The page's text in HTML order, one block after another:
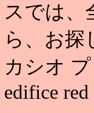
スでは、
ら、お
カシオ
edifice